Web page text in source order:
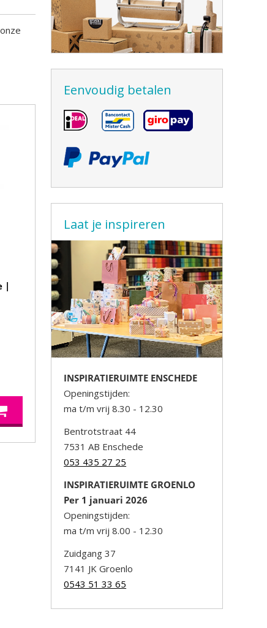
|
Eenvoudig betalen
Laat je inspireren
INSPIRATIERUIMTE ENSCHEDE
Openingstijden:
ma t/m vrij 8.30 - 12.30
Bentrotstraat 44
7531 AB Enschede
053 435 27 25
INSPIRATIERUIMTE GROENLO
Per 1 januari 2026
Openingstijden:
ma t/m vrij 8.00 - 12.30
Zuidgang 37
7141 JK Groenlo
0543 51 33 65